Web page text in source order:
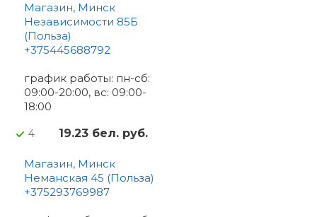
Магазин, Минск
Независимости 85Б
(Польза)
+375445688792
график работы: пн-сб:
09:00-20:00, вс: 09:00-
18:00
4 19.23 бел. руб.
Магазин, Минск
Неманская 45 (Польза)
+375293769987